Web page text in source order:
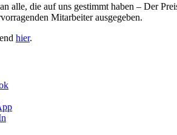
alle, die auf uns gestimmt haben – Der
Mitarbeiter ausgegeben.
hier.